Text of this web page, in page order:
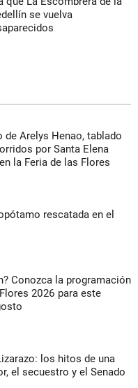
se vuelva
Arelys Henao, tablado
por Santa Elena
la Feria de las Flores
rescatada en el
Conozca la programación
2026 para este
los hitos de una
el secuestro y el Senado